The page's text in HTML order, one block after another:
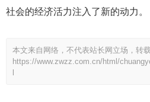
社会的经济活力注入了新的动力。
本文来自网络，不代表站长网立场，转
https://www.zwzz.com.cn/html/